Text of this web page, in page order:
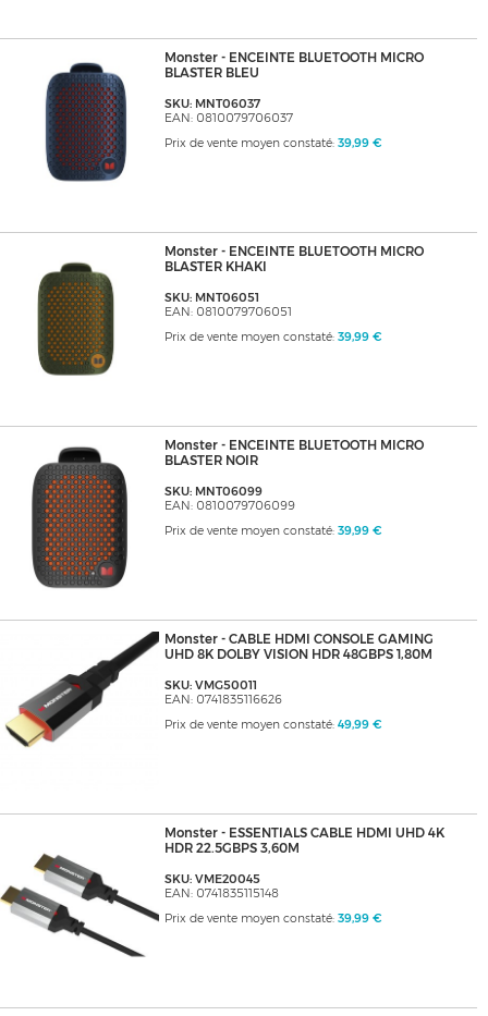
Monster - ENCEINTE BLUETOOTH MICRO
BLASTER BLEU
SKU: MNT06037
EAN: 0810079706037
Prix de vente moyen constaté: 39,99 €
Monster - ENCEINTE BLUETOOTH MICRO
BLASTER KHAKI
SKU: MNT06051
EAN: 0810079706051
Prix de vente moyen constaté: 39,99 €
Monster - ENCEINTE BLUETOOTH MICRO
BLASTER NOIR
SKU: MNT06099
EAN: 0810079706099
Prix de vente moyen constaté: 39,99 €
Monster - CABLE HDMI CONSOLE GAMING
UHD 8K DOLBY VISION HDR 48GBPS 1,80M
SKU: VMG50011
EAN: 0741835116626
Prix de vente moyen constaté: 49,99 €
Monster - ESSENTIALS CABLE HDMI UHD 4K
HDR 22.5GBPS 3,60M
SKU: VME20045
EAN: 0741835115148
Prix de vente moyen constaté: 39,99 €